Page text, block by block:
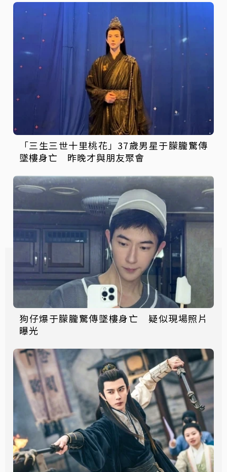
「三生三世十里桃花」37歲男星于朦朧驚傳
墜樓身亡 昨晚才與朋友聚會
狗仔爆于朦朧驚傳墜樓身亡 疑似現場照片
曝光